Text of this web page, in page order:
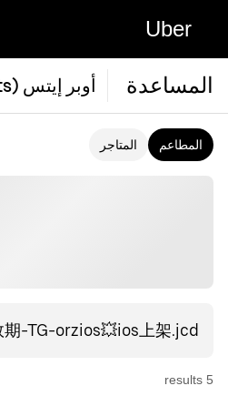
Uber
المساعدة أوبر إيتس (Uber Eats)
المطاعم المتاجر
5
s